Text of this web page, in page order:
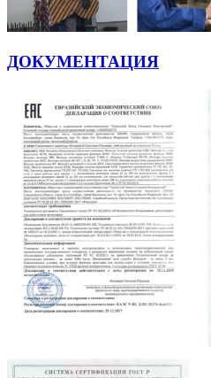
ДОКУМЕНТАЦИЯ